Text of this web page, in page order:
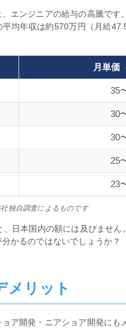
エンジニアの給与の高騰です。
均年収は約570万円（月給
月単価
35
30
30
25
23
独自調査によるものです
日本国内の額には及びません。
かるのではないでしょうか？
メリット
ア開発・ニアショア開発にも